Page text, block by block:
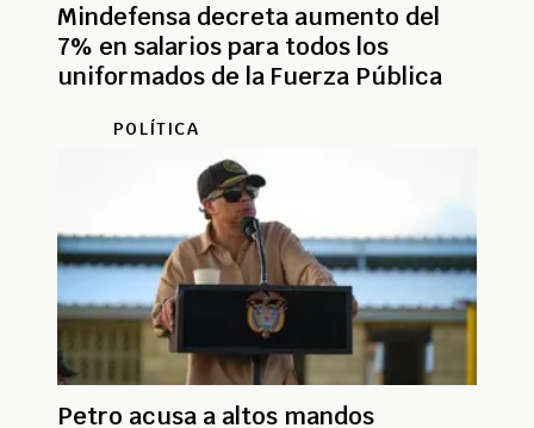
Mindefensa decreta aumento del
7% en salarios para todos los
uniformados de la Fuerza Pública
POLÍTICA
Petro acusa a altos mandos